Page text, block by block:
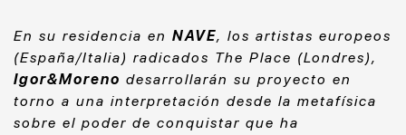
En su residencia en NAVE, los artistas europeos
(España/Italia) radicados The Place (Londres),
Igor&Moreno desarrollarán su proyecto en
torno a una interpretación desde la metafísica
sobre el poder de conquistar que ha